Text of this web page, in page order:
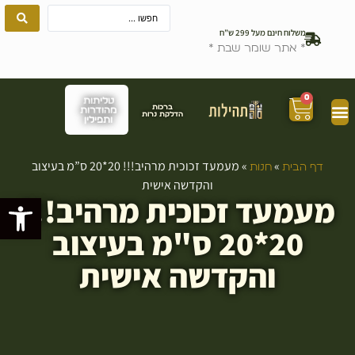
פתח
משלוח חינם מעל 299 ש”ח
* אתר שומר שבת *
ברכות
הדלקת נרות
טליתות
מהודרות
ותפילין
0
דף הבית » חנות »
מעמעד זכוכית מרהיב!!! 20*20 ס”מ בעיצוב
והקדשה אישית
מעמעד זכוכית מרהיב!!!
20*20 ס"מ בעיצוב
והקדשה אישית